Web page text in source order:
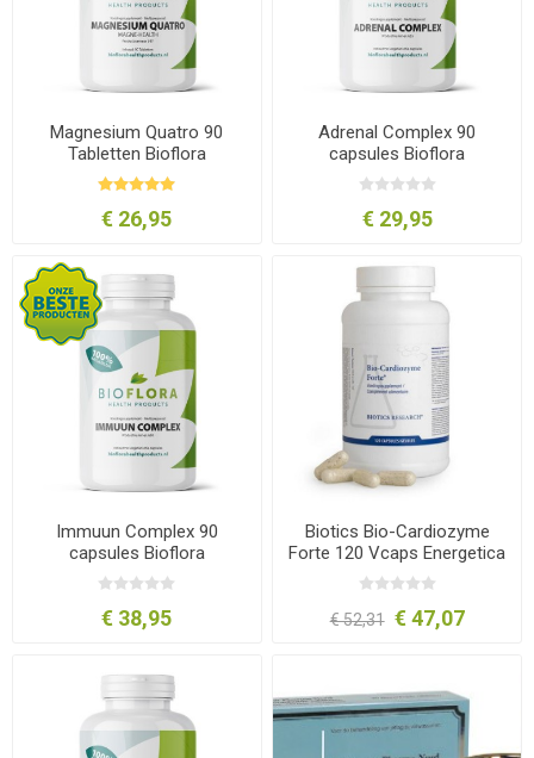
Magnesium Quatro 90
Tabletten Bioflora
€ 26,95
Adrenal Complex 90
capsules Bioflora
€ 29,95
Immuun Complex 90
capsules Bioflora
€ 38,95
Biotics Bio-Cardiozyme
Forte 120 Vcaps Energetica
Natura
€ 52,31 € 47,07